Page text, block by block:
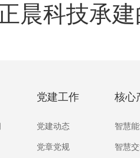
晨科技承建的杭州收
党建工作
党建动态
党章党规
核心
智慧
智慧